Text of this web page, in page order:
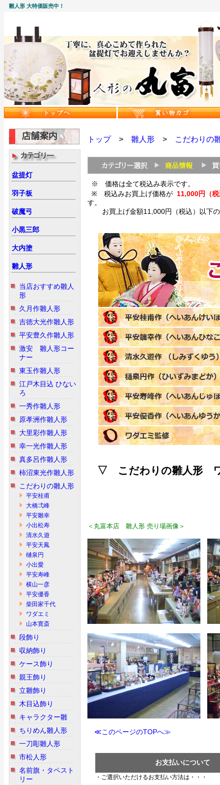
雛人形 大特価販売中！
盆提灯
羽子板
破魔弓
小黒三郎
大内塗
雛人形
当店おすすめ雛人
形
久月作雛人形
吉徳大光作雛人形
平安豊久作雛人形
激安 雛人形コー
ナー
東玉作雛人形
江戸木目込 ひない
ろ
一秀作雛人形
原孝洲作雛人形
大里彩作雛人形
幸一光作雛人形
真多呂作雛人形
柿沼東光作雛人形
こだわりの雛人形
平安桂甫
大橋弌峰
平安雛幸
小出松寿
清水久遊
平安天鳳
樋泉円
小出愛
平安寿峰
横山一彦
平安優香
柴田家千代
ワダエミ
山本寛斎
段飾り
収納飾り
ケース飾り
親王飾り
立雛飾り
木目込飾り
キャラクター雛
ちりめん雛人形
一刀彫雛人形
市松人形
名前旗・タペスト
リー
トップ> 雛人形> こだわりの
※ 価格は全て税込み表示です。
※ 税込みお買上げ価格が 11,000円（
す。
お買上げ金額11,000円（税込）以下
▽ こだわりの雛人形
＜丸富本店 雛人形 売り場画像＞
≪このページのTOPへ≫
お支払いについて
・ご選択いただけるお支払い方法は・・・